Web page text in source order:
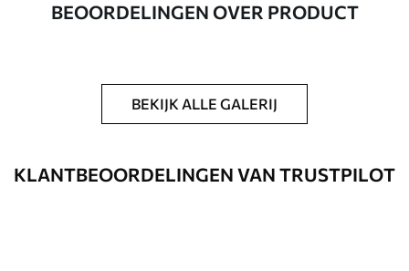
Artikelnummer s45940
Beschikbare materialen
Standaard
BEOORDELINGEN OVER PRODUCT
BEKIJK ALLE GALERIJ
KLANTBEOORDELINGEN VAN TRUSTPILOT